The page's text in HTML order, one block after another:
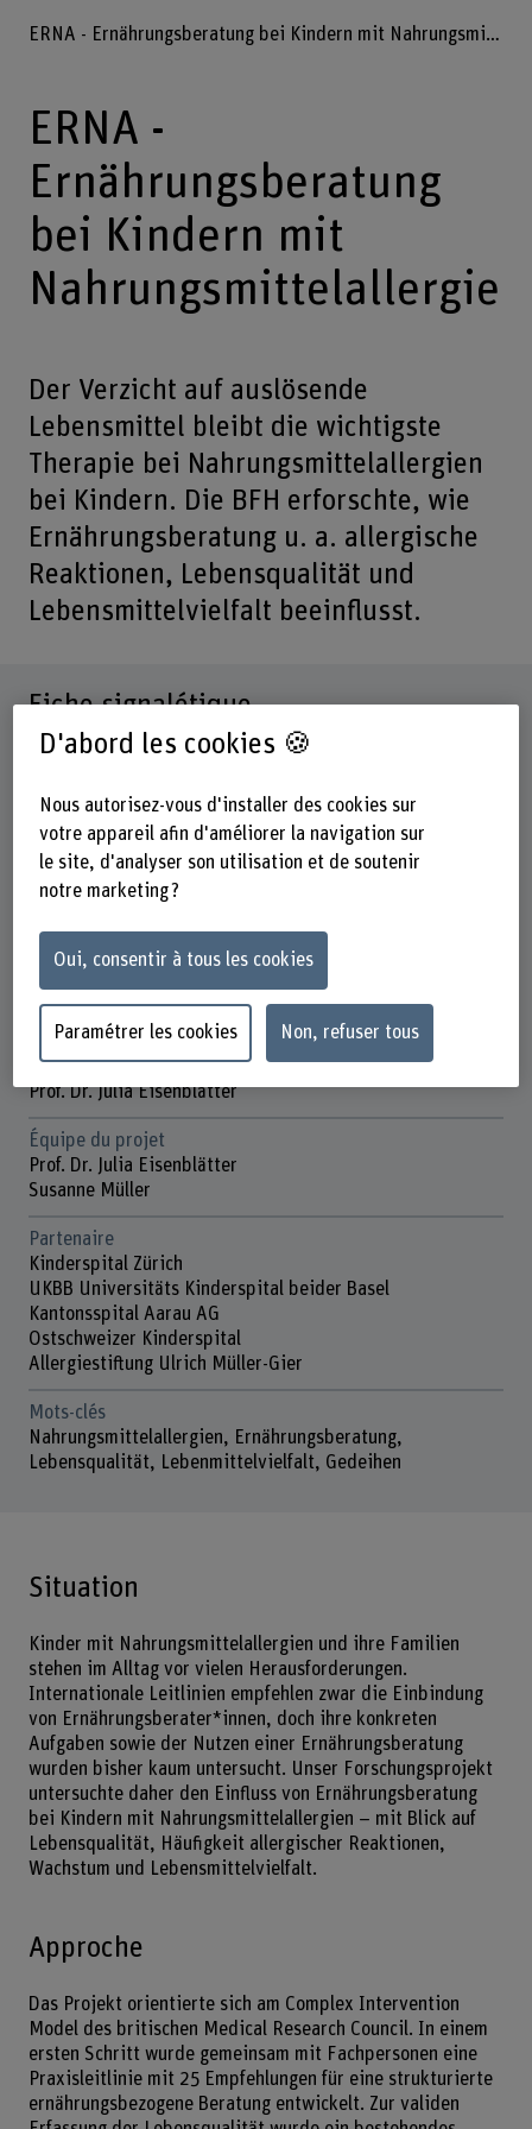
ERNA - Ernährungsberatung bei Kindern mit Nahrungsmittelallergie
ERNA -
Ernährungsberatung
bei Kindern mit
Nahrungsmittelallergie
Der Verzicht auf auslösende
Lebensmittel bleibt die wichtigste
Therapie bei Nahrungsmittelallergien
bei Kindern. Die BFH erforschte, wie
Ernährungsberatung u. a. allergische
Reaktionen, Lebensqualität und
Lebensmittelvielfalt beeinflusst.
Fiche signalétique
Santé
Institut(s)
Nutrition et diététique
Durée
01.10.2018 - 31.12.2022
Direction du projet
Prof. Dr. Julia Eisenblätter
Équipe du projet
Prof. Dr. Julia Eisenblätter
Susanne Müller
Partenaire
Kinderspital Zürich
UKBB Universitäts Kinderspital beider Basel
Kantonsspital Aarau AG
Ostschweizer Kinderspital
Allergiestiftung Ulrich Müller-Gier
Mots-clés
Nahrungsmittelallergien, Ernährungsberatung,
Lebensqualität, Lebenmittelvielfalt, Gedeihen
Situation
Kinder mit Nahrungsmittelallergien und ihre Familien
stehen im Alltag vor vielen Herausforderungen.
Internationale Leitlinien empfehlen zwar die Einbindung
von Ernährungsberater*innen, doch ihre konkreten
Aufgaben sowie der Nutzen einer Ernährungsberatung
wurden bisher kaum untersucht. Unser Forschungsprojekt
untersuchte daher den Einfluss von Ernährungsberatung
bei Kindern mit Nahrungsmittelallergien – mit Blick auf
Lebensqualität, Häufigkeit allergischer Reaktionen,
Wachstum und Lebensmittelvielfalt.
Approche
Das Projekt orientierte sich am Complex Intervention
Model des britischen Medical Research Council. In einem
ersten Schritt wurde gemeinsam mit Fachpersonen eine
Praxisleitlinie mit 25 Empfehlungen für eine strukturierte
ernährungsbezogene Beratung entwickelt. Zur validen
D'abord les cookies 🍪
Nous autorisez-vous d'installer des cookies sur
votre appareil afin d'améliorer la navigation sur
le site, d'analyser son utilisation et de soutenir
notre marketing ?
Oui, consentir à tous les cookies
Paramétrer les cookies Non, refuser tous